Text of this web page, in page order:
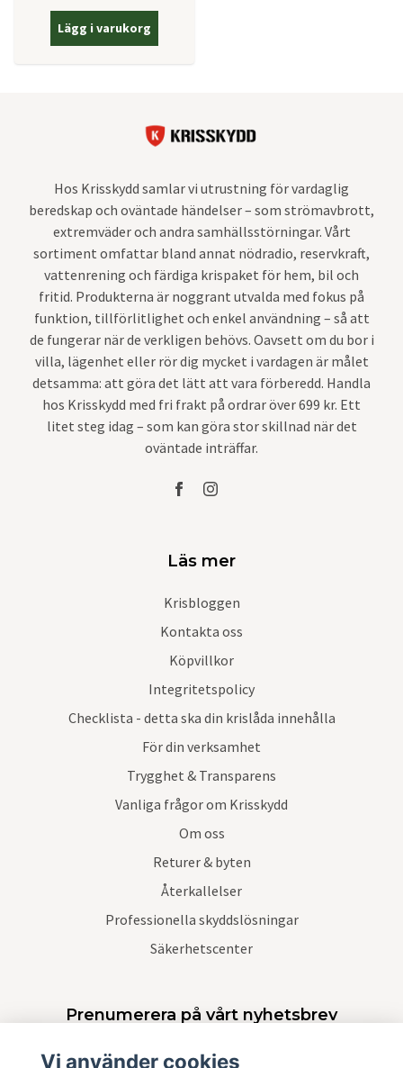
Lägg i varukorg
Hos Krisskydd samlar vi utrustning för vardaglig
beredskap och oväntade händelser – som strömavbrott,
extremväder och andra samhällsstörningar. Vårt
sortiment omfattar bland annat nödradio, reservkraft,
vattenrening och färdiga krispaket för hem, bil och
fritid. Produkterna är noggrant utvalda med fokus på
funktion, tillförlitlighet och enkel användning – så att
de fungerar när de verkligen behövs. Oavsett om du bor i
villa, lägenhet eller rör dig mycket i vardagen är målet
detsamma: att göra det lätt att vara förberedd. Handla
hos Krisskydd med fri frakt på ordrar över 699 kr. Ett
litet steg idag – som kan göra stor skillnad när det
oväntade inträffar.
Läs mer
Krisbloggen
Kontakta oss
Köpvillkor
Integritetspolicy
Checklista - detta ska din krislåda innehålla
För din verksamhet
Trygghet & Transparens
Vanliga frågor om Krisskydd
Om oss
Returer & byten
Återkallelser
Professionella skyddslösningar
Säkerhetscenter
Prenumerera på vårt nyhetsbrev
Vi använder cookies